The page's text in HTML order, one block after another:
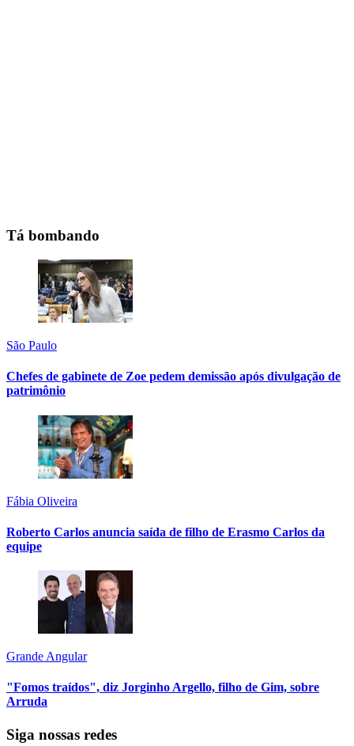
Tá bombando
São Paulo
Chefes de gabinete de Zoe pedem demissão após divulgação de
patrimônio
Fábia Oliveira
Roberto Carlos anuncia saída de filho de Erasmo Carlos da
equipe
Grande Angular
"Fomos traídos", diz Jorginho Argello, filho de Gim, sobre
Arruda
Siga nossas redes